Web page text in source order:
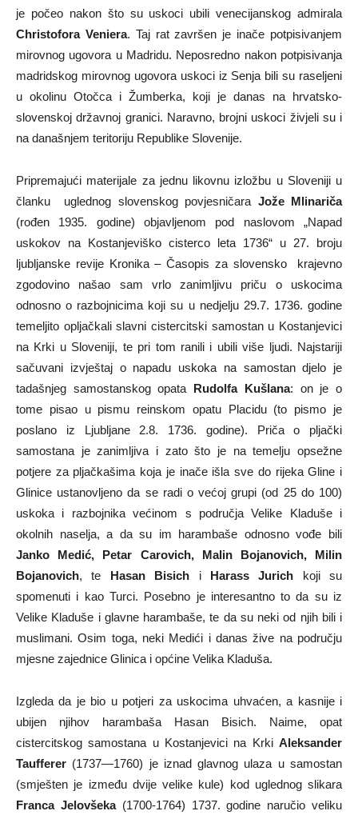
je počeo nakon što su uskoci ubili venecijanskog admirala
Christofora Veniera. Taj rat završen je inače potpisivanjem
mirovnog ugovora u Madridu. Neposredno nakon potpisivanja
madridskog mirovnog ugovora uskoci iz Senja bili su raseljeni
u okolinu Otočca i Žumberka, koji je danas na hrvatsko-
slovenskoj državnoj granici. Naravno, brojni uskoci živjeli su i
na današnjem teritoriju Republike Slovenije.
Pripremajući materijale za jednu likovnu izložbu u Sloveniji u
članku uglednog slovenskog povjesničara Jože Mlinariča
(rođen 1935. godine) objavljenom pod naslovom „Napad
uskokov na Kostanjeviško cisterco leta 1736“ u 27. broju
ljubljanske revije Kronika – Časopis za slovensko krajevno
zgodovino našao sam vrlo zanimljivu priču o uskocima
odnosno o razbojnicima koji su u nedjelju 29.7. 1736. godine
temeljito opljačkali slavni cistercitski samostan u Kostanjevici
na Krki u Sloveniji, te pri tom ranili i ubili više ljudi. Najstariji
sačuvani izvještaj o napadu uskoka na samostan djelo je
tadašnjeg samostanskog opata Rudolfa Kušlana: on je o
tome pisao u pismu reinskom opatu Placidu (to pismo je
poslano iz Ljubljane 2.8. 1736. godine). Priča o pljački
samostana je zanimljiva i zato što je na temelju opsežne
potjere za pljačkašima koja je inače išla sve do rijeka Gline i
Glinice ustanovljeno da se radi o većoj grupi (od 25 do 100)
uskoka i razbojnika većinom s područja Velike Kladuše i
okolnih naselja, a da su im harambaše odnosno vođe bili
Janko Medić, Petar Carovich, Malin Bojanovich, Milin
Bojanovich, te Hasan Bisich i Harass Jurich koji su
spomenuti i kao Turci. Posebno je interesantno to da su iz
Velike Kladuše i glavne harambaše, te da su neki od njih bili i
muslimani. Osim toga, neki Medići i danas žive na području
mjesne zajednice Glinica i općine Velika Kladuša.
Izgleda da je bio u potjeri za uskocima uhvaćen, a kasnije i
ubijen njihov harambaša Hasan Bisich. Naime, opat
cistercitskog samostana u Kostanjevici na Krki Aleksander
Taufferer (1737—1760) je iznad glavnog ulaza u samostan
(smješten je između dvije velike kule) kod uglednog slikara
Franca Jelovšeka(1700-1764) 1737. godine naručio veliku